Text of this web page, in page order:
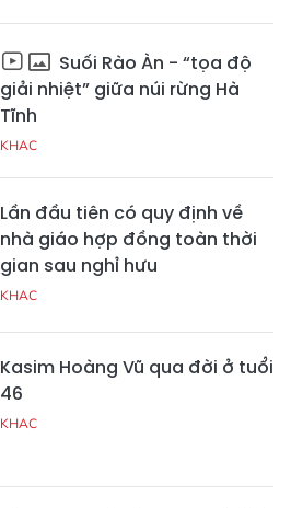
Suối Rào Àn - “tọa độ
giải nhiệt” giữa núi rừng Hà
Tĩnh
KHAC
Lần đầu tiên có quy định về
nhà giáo hợp đồng toàn thời
gian sau nghỉ hưu
KHAC
Kasim Hoàng Vũ qua đời ở tuổi
46
KHAC